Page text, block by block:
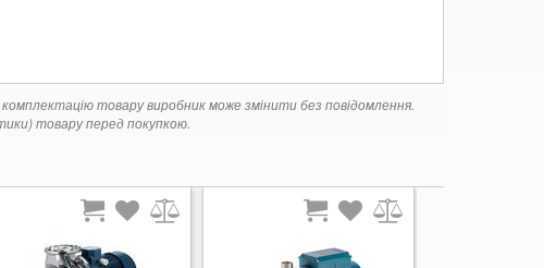
товару виробник може змінити без повідомлення.
товару перед покупкою.